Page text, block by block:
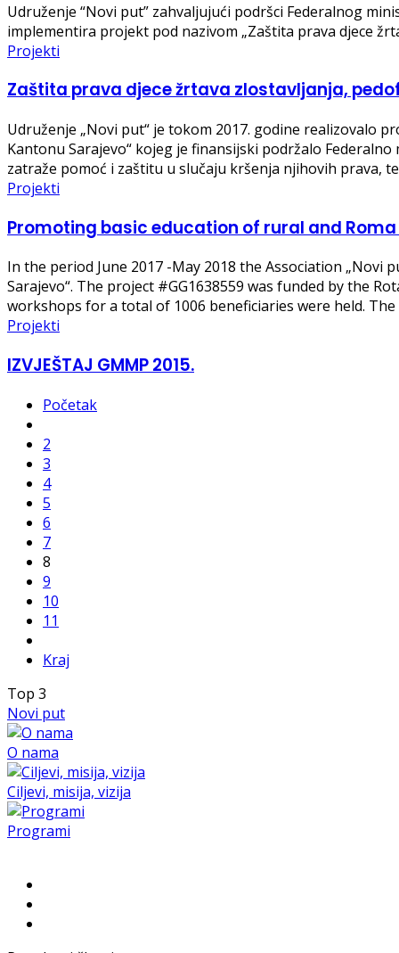
Udruženje “Novi put” zahvaljujući podršci Federalnog
implementira projekt pod nazivom „Zaštita prava djece
Projekti
Zaštita prava djece žrtava zlostavljanja,
Udruženje „Novi put“ je tokom 2017. godine realizovalo
Kantonu Sarajevo“ kojeg je finansijski podržalo
zatraže pomoć i zaštitu u slučaju kršenja njihovih prava,
Projekti
Promoting basic education of rural and
In the period June 2017 -May 2018 the Association
Sarajevo“. The project #GG1638559 was funded by the
workshops for a total of 1006 beneficiaries were held. The
Projekti
IZVJEŠTAJ GMMP 2015.
Početak
2
3
4
5
6
7
8
9
10
11
Kraj
Top 3
Novi put
O nama
Ciljevi, misija, vizija
Programi